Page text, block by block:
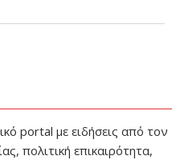
portal με ειδήσεις από τον
πολιτική επικαιρότητα,